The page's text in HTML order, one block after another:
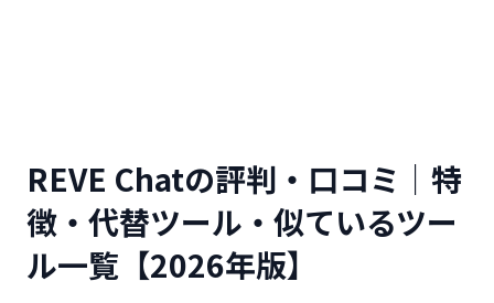
REVE Chatの評判・口コミ｜特
徴・代替ツール・似ているツー
ル一覧【2026年版】